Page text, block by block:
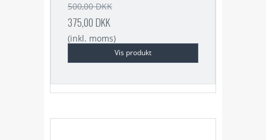
500,00 DKK
375,00 DKK
(inkl. moms)
Vis produkt